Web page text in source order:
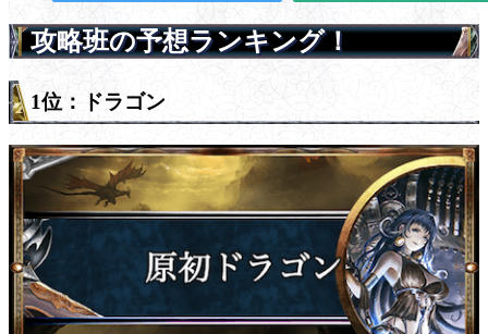
攻略班の予想ランキング！
1位：ドラゴン